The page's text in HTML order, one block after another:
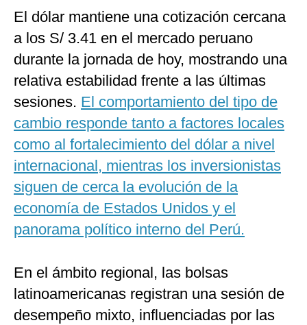
El dólar mantiene una cotización cercana
a los S/ 3.41 en el mercado peruano
durante la jornada de hoy, mostrando una
relativa estabilidad frente a las últimas
sesiones. El comportamiento del tipo de
cambio responde tanto a factores locales
como al fortalecimiento del dólar a nivel
internacional, mientras los inversionistas
siguen de cerca la evolución de la
economía de Estados Unidos y el
panorama político interno del Perú.
En el ámbito regional, las bolsas
latinoamericanas registran una sesión de
desempeño mixto, influenciadas por las